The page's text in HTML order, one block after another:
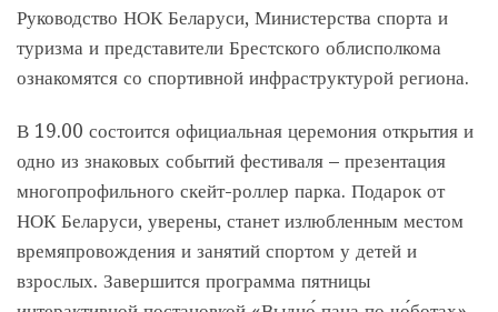
Руководство НОК Беларуси, Министерства спорта и
туризма и представители Брестского облисполкома
ознакомятся со спортивной инфраструктурой региона.
В 19.00 состоится официальная церемония открытия и
одно из знаковых событий фестиваля – презентация
многопрофильного скейт-роллер парка. Подарок от
НОК Беларуси, уверены, станет излюбленным местом
времяпровождения и занятий спортом у детей и
взрослых. Завершится программа пятницы